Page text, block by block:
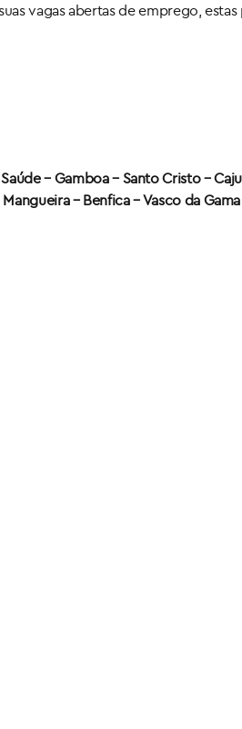
vagas abertas de emprego,
– Gamboa – Santo Cristo –
– Benfica – Vasco da Gama